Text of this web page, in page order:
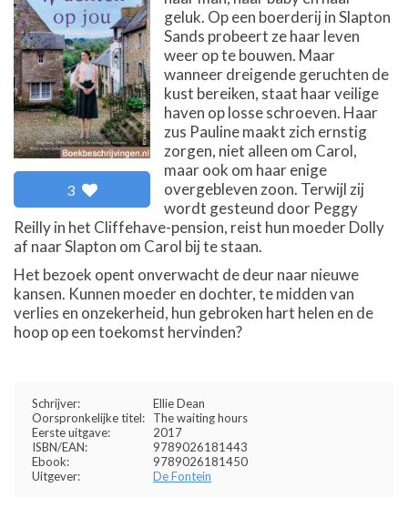
3
geluk. Op een boerderij in Slapton
Sands probeert ze haar leven
weer op te bouwen. Maar
wanneer dreigende geruchten de
kust bereiken, staat haar veilige
haven op losse schroeven. Haar
zus Pauline maakt zich ernstig
zorgen, niet alleen om Carol,
maar ook om haar enige
overgebleven zoon. Terwijl zij
wordt gesteund door Peggy
Reilly in het Cliffehave-pension, reist hun moeder Dolly
af naar Slapton om Carol bij te staan.
Het bezoek opent onverwacht de deur naar nieuwe
kansen. Kunnen moeder en dochter, te midden van
verlies en onzekerheid, hun gebroken hart helen en de
hoop op een toekomst hervinden?
Schrijver:
Ellie Dean
Oorspronkelijke titel:
The waiting hours
Eerste uitgave:
2017
ISBN/EAN:
9789026181443
Ebook:
9789026181450
Uitgever:
De Fontein